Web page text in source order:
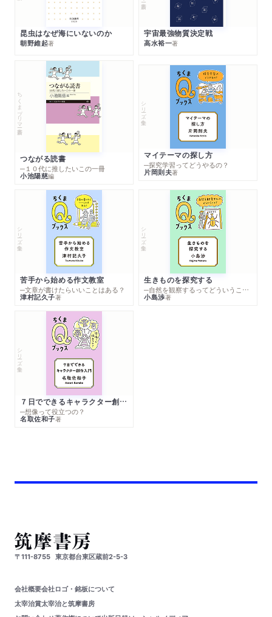
昆虫はなぜ海にいないのか
朝野維起著
宇宙最強物質決定戦
高水裕一著
ちくまプリマー新書
つながる読書
─１０代に推したいこの一冊
小池陽慈編
シリーズ・全集
マイテーマの探し方
─探究学習ってどうやるの？
片岡則夫著
シリーズ・全集
苦手から始める作文教室
─文章が書けたらいいことはある？
津村記久子著
シリーズ・全集
生きものを探究する
─自然を観察するってどういうこと？
小島渉著
シリーズ・全集
７日でできるキャラクター創作入門
─想像って役立つの？
名取佐和子著
〒111-8755 東京都台東区蔵前2-5-3
会社概要会社ロゴ・銘板について
太宰治賞太宰治と筑摩書房